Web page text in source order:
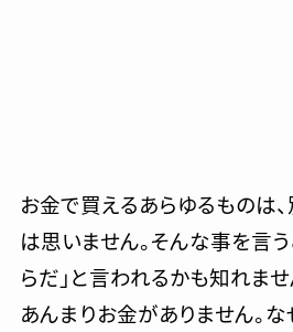
お金で買えるあらゆるものは
は思いません。そんな事を言
らだ」と言われるかも知れま
あんまりお金がありません。